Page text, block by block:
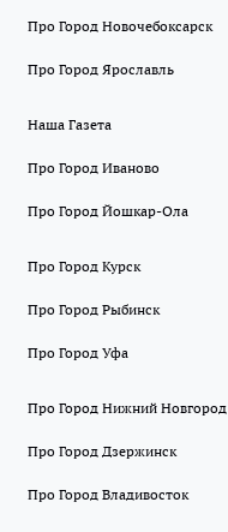
Про Город Новочебоксарск
Про Город Ярославль
Наша Газета
Про Город Иваново
Про Город Йошкар-Ола
Про Город Курск
Про Город Рыбинск
Про Город Уфа
Про Город Нижний Новгород
Про Город Дзержинск
Про Город Владивосток